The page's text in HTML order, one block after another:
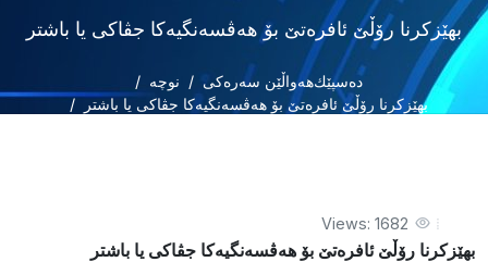
بهێزکرنا رۆڵێ ئافرەتێ بۆ هەڤسەنگیەکا جڤاکی یا باشتر
دەسپێكهەواڵێن سەرەکی
نوچە
بهێزکرنا رۆڵێ ئافرەتێ بۆ هەڤسەنگیەکا جڤاکی یا باشتر
Views: 1682
بهێزکرنا رۆڵێ ئافرەتێ بۆ هەڤسەنگیەکا جڤاکی یا باشتر